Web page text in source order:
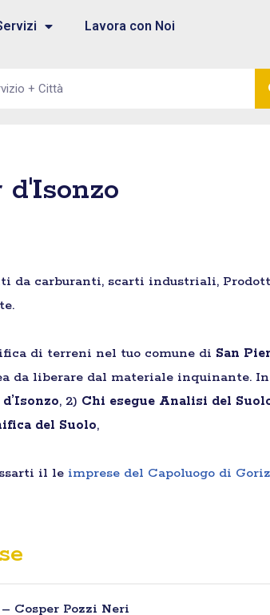
Lavora con Noi
da carburanti, scarti industriali,
di terreni nel tuo comune di San
da liberare dal materiale inquinante.
, 2) Chi esegue Analisi del
del Suolo,
il le imprese del Capoluogo di
Cosper Pozzi Neri